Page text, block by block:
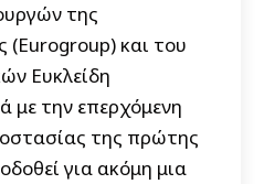
της
και του
Ευκλείδη
με την επερχόμενη
της πρώτης
για ακόμη μια